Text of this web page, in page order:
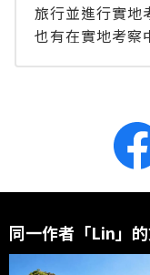
旅行並進行實地
也有在實地考察
同一作者「Lin」